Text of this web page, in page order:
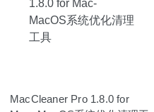
MacCleaner Pro 1.8.0 for